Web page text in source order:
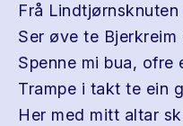
Frå
Ser øve te
Spenne mi bua, ofre
Trampe i takt te ein
Her med mitt altar